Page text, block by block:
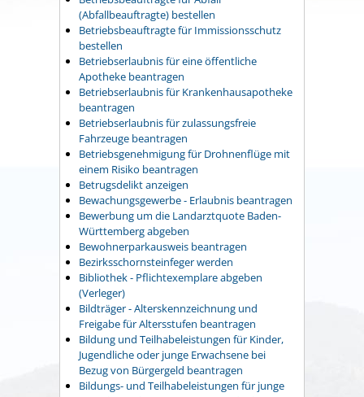
(Abfallbeauftragte) bestellen
Betriebsbeauftragte für Immissionsschutz
bestellen
Betriebserlaubnis für eine öffentliche
Apotheke beantragen
Betriebserlaubnis für Krankenhausapotheke
beantragen
Betriebserlaubnis für zulassungsfreie
Fahrzeuge beantragen
Betriebsgenehmigung für Drohnenflüge mit
einem Risiko beantragen
Betrugsdelikt anzeigen
Bewachungsgewerbe - Erlaubnis beantragen
Bewerbung um die Landarztquote Baden-
Württemberg abgeben
Bewohnerparkausweis beantragen
Bezirksschornsteinfeger werden
Bibliothek - Pflichtexemplare abgeben
(Verleger)
Bildträger - Alterskennzeichnung und
Freigabe für Altersstufen beantragen
Bildung und Teilhabeleistungen für Kinder,
Jugendliche oder junge Erwachsene bei
Bezug von Bürgergeld beantragen
Bildungs- und Teilhabeleistungen für junge